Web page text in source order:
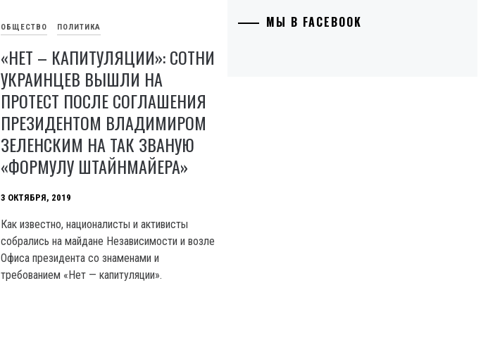
ОБЩЕСТВО ПОЛИТИКА
«НЕТ – КАПИТУЛЯЦИИ»: СОТНИ
УКРАИНЦЕВ ВЫШЛИ НА
ПРОТЕСТ ПОСЛЕ СОГЛАШЕНИЯ
ПРЕЗИДЕНТОМ ВЛАДИМИРОМ
ЗЕЛЕНСКИМ НА ТАК ЗВАНУЮ
«ФОРМУЛУ ШТАЙНМАЙЕРА»
3 ОКТЯБРЯ, 2019
Как известно, националисты и активисты
собрались на майдане Независимости и возле
Офиса президента со знаменами и
требованием «Нет — капитуляции».
МЫ В FACEBOOK